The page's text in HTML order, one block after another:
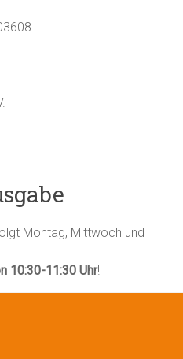
Montag, Mittwoch und
10:30-11:30 Uhr!